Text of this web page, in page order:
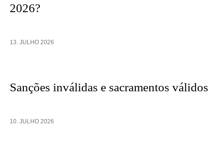
2026?
13. JULHO 2026
Sanções inválidas e sacramentos válidos
10. JULHO 2026